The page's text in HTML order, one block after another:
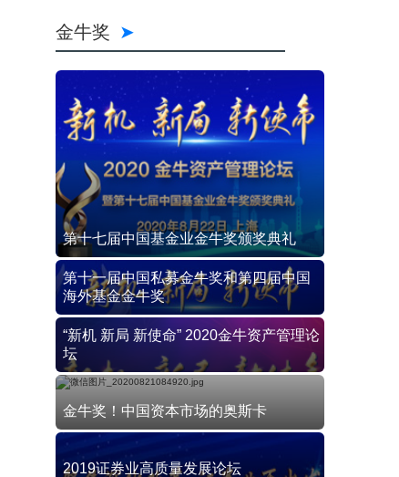
金牛奖
第十七届中国基金业金牛奖颁奖典礼
第十一届中国私募金牛奖和第四届中国
海外基金金牛奖
“新机 新局 新使命” 2020金牛资产管理论
坛
金牛奖！中国资本市场的奥斯卡
2019证券业高质量发展论坛